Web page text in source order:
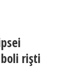
rişti